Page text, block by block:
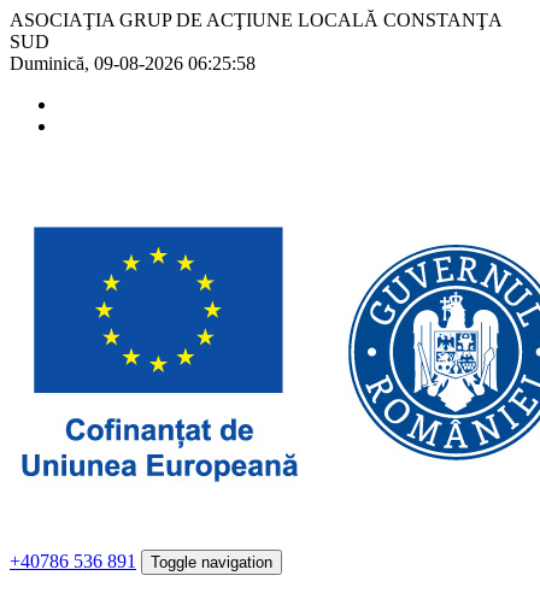
ASOCIAŢIA GRUP DE ACŢIUNE LOCALĂ CONSTANŢA
SUD
Duminică, 09-08-2026 06:25:58
+40786 536 891 Toggle navigation